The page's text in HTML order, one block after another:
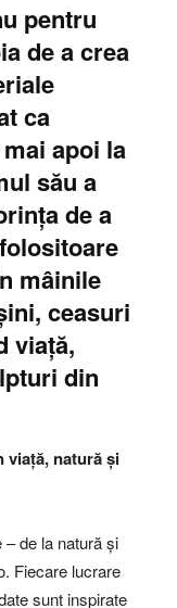
pentru
de a crea
ca
apoi la
său a
de a
mâinile
ceasuri
viață,
din
viață, natură și
de la natură și
Fiecare lucrare
sunt inspirate